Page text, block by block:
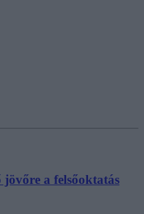
a felsőoktatás